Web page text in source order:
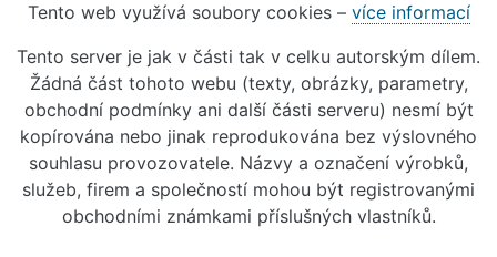
Tento web využívá soubory cookies – více informací
Tento server je jak v části tak v celku autorským dílem.
Žádná část tohoto webu (texty, obrázky, parametry,
obchodní podmínky ani další části serveru) nesmí být
kopírována nebo jinak reprodukována bez výslovného
souhlasu provozovatele. Názvy a označení výrobků,
služeb, firem a společností mohou být registrovanými
obchodními známkami příslušných vlastníků.